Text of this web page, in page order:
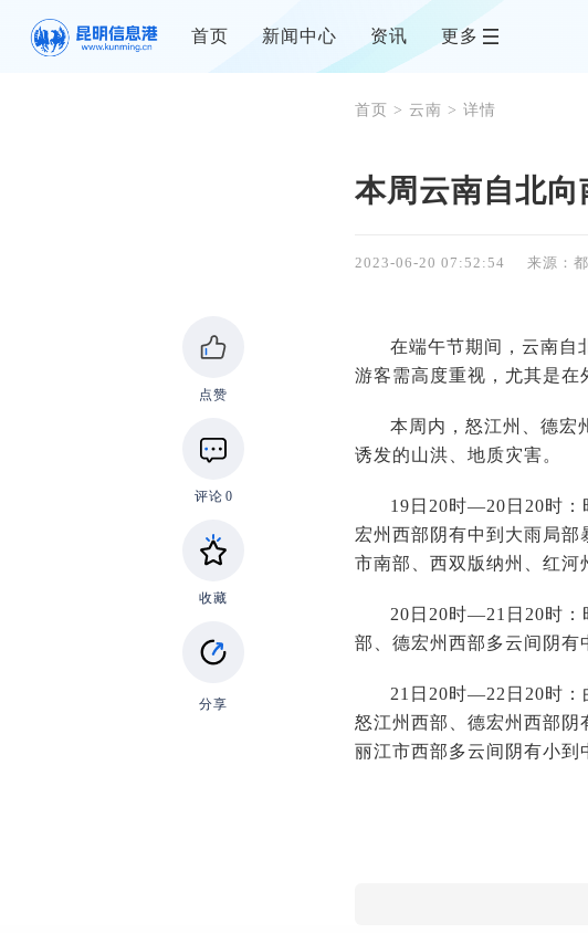
首页 新闻中心 资讯 更多
点赞
评论 0
收藏
分享
首页 > 云南 > 详情
本周云南自北
2023-06-20 07:52:54 来源：
在端午节期间，云南自
游客需高度重视，尤其是在
本周内，怒江州、德宏
诱发的山洪、地质灾害。
19日20时—20日20时：
宏州西部阴有中到大雨局
市南部、西双版纳州、红河
20日20时—21日20时：
部、德宏州西部多云间阴有
21日20时—22日20时：
怒江州西部、德宏州西部阴
丽江市西部多云间阴有小到